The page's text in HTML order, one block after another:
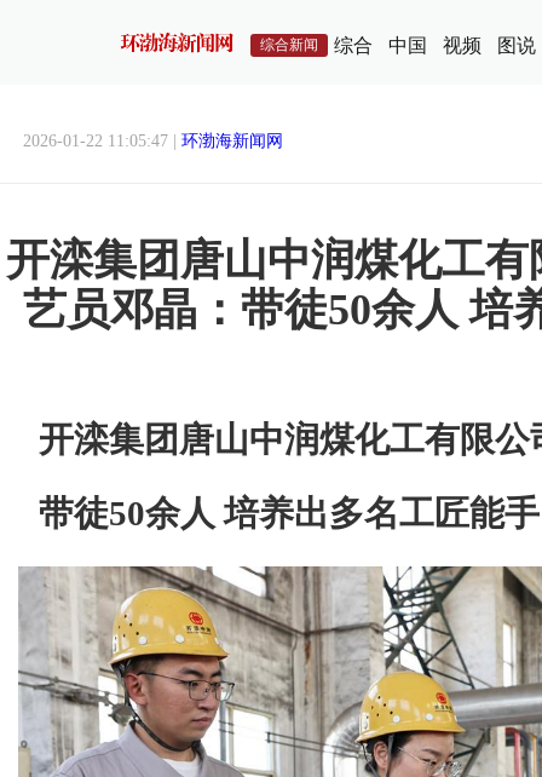
综合新闻 综合 中国 视频 图说
2026-01-22 11:05:47 | 环渤海新闻网
开滦集团唐山中润煤化工
艺员邓晶：带徒50余人 培
开滦集团唐山中润煤化工有限
带徒50余人 培养出多名工匠能手